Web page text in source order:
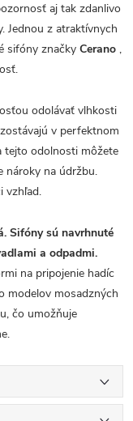
aj tak zdanlivo
Jednou z atraktívnych
sifóny značky Cerano ,
odolávať vlhkosti
v perfektnom
tejto odolnosti môžete
nároky na údržbu.
vzhľad.
Sifóny sú navrhnuté
a odpadmi.
na pripojenie hadíc
modelov mosadzných
čo umožňuje